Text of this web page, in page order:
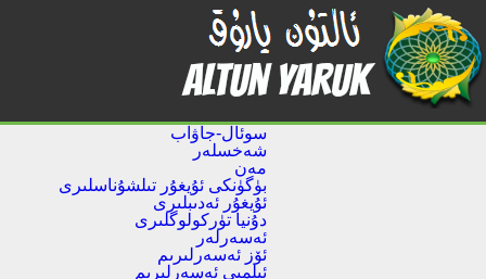
سوئال-جاۋاب
شەخسلەر
مەن
بۈگۈنكى ئۇيغۇر تىلشۇناسلىرى
ئۇيغۇر ئەدىبلىرى
دۇنيا تۈركولوگلىرى
ئەسەرلەر
ئۆز ئەسەرلىرىم
ئىلمىي ئەسەرلىرىم